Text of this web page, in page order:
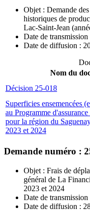
Objet : Demande
historiques de
Lac-Saint-Jean
Date de
Date de diffusion :
Nom du
Décision 25-018
Superficies ensemencées
au Programme
pour la région du
2023 et 2024
Demande numéro :
Objet : Frais de
général de La
2023 et 2024
Date de
Date de diffusion :